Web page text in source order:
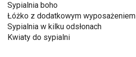
Sypialnia boho
Łóżko z dodatkowym wyposażeniem
Sypialnia w kilku odsłonach
Kwiaty do sypialni